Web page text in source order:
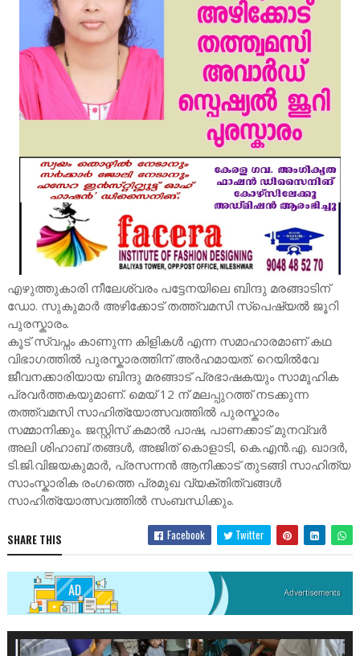
എഴുത്തുകാരി നീലേശ്വരം പട്ടേനയിലെ ബിന്ദു മരങ്ങാടിന്
ഡോ. സുകുമാർ അഴിക്കോട് തത്ത്വമസി സ്പെഷ്യൽ ജൂറി
പുരസ്കാരം.
കൂട് സ്വപ്നം കാണുന്ന കിളികൾ എന്ന സമാഹാരമാണ് കഥ
വിഭാഗത്തിൽ പുരസ്കാരത്തിന് അർഹമായത്. റെയിൽവേ
ജീവനക്കാരിയായ ബിന്ദു മരങ്ങാട് പ്രഭാഷകയും സാമൂഹിക
പ്രവർത്തകയുമാണ്. മെയ് 12 ന് മലപ്പുറത്ത് നടക്കുന്ന
തത്ത്വമസി സാഹിത്യോത്സവത്തിൽ പുരസ്കാരം
സമ്മാനിക്കും. ജസ്റ്റിസ് കമാൽ പാഷ, പാണക്കാട് മുനവ്വർ
അലി ശിഹാബ് തങ്ങൾ, അജിത് കൊളാടി, കെ.എൻ.എ. ഖാദർ,
ടി.ജി.വിജയകുമാർ, പ്രസന്നൻ ആനിക്കാട് തുടങ്ങി സാഹിത്യ
സാംസ്കാരിക രംഗത്തെ പ്രമുഖ വ്യക്തിത്വങ്ങൾ
സാഹിത്യോത്സവത്തിൽ സംബന്ധിക്കും.
SHARE THIS Facebook Twitter